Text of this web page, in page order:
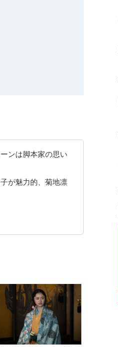
ンは脚本家の思い
が魅力的、菊地凛